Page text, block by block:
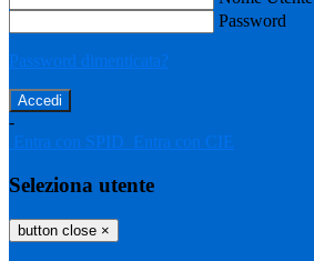
Password
Password dimenticata?
-
Entra con SPID
Entra con CIE
Seleziona utente
button close ×